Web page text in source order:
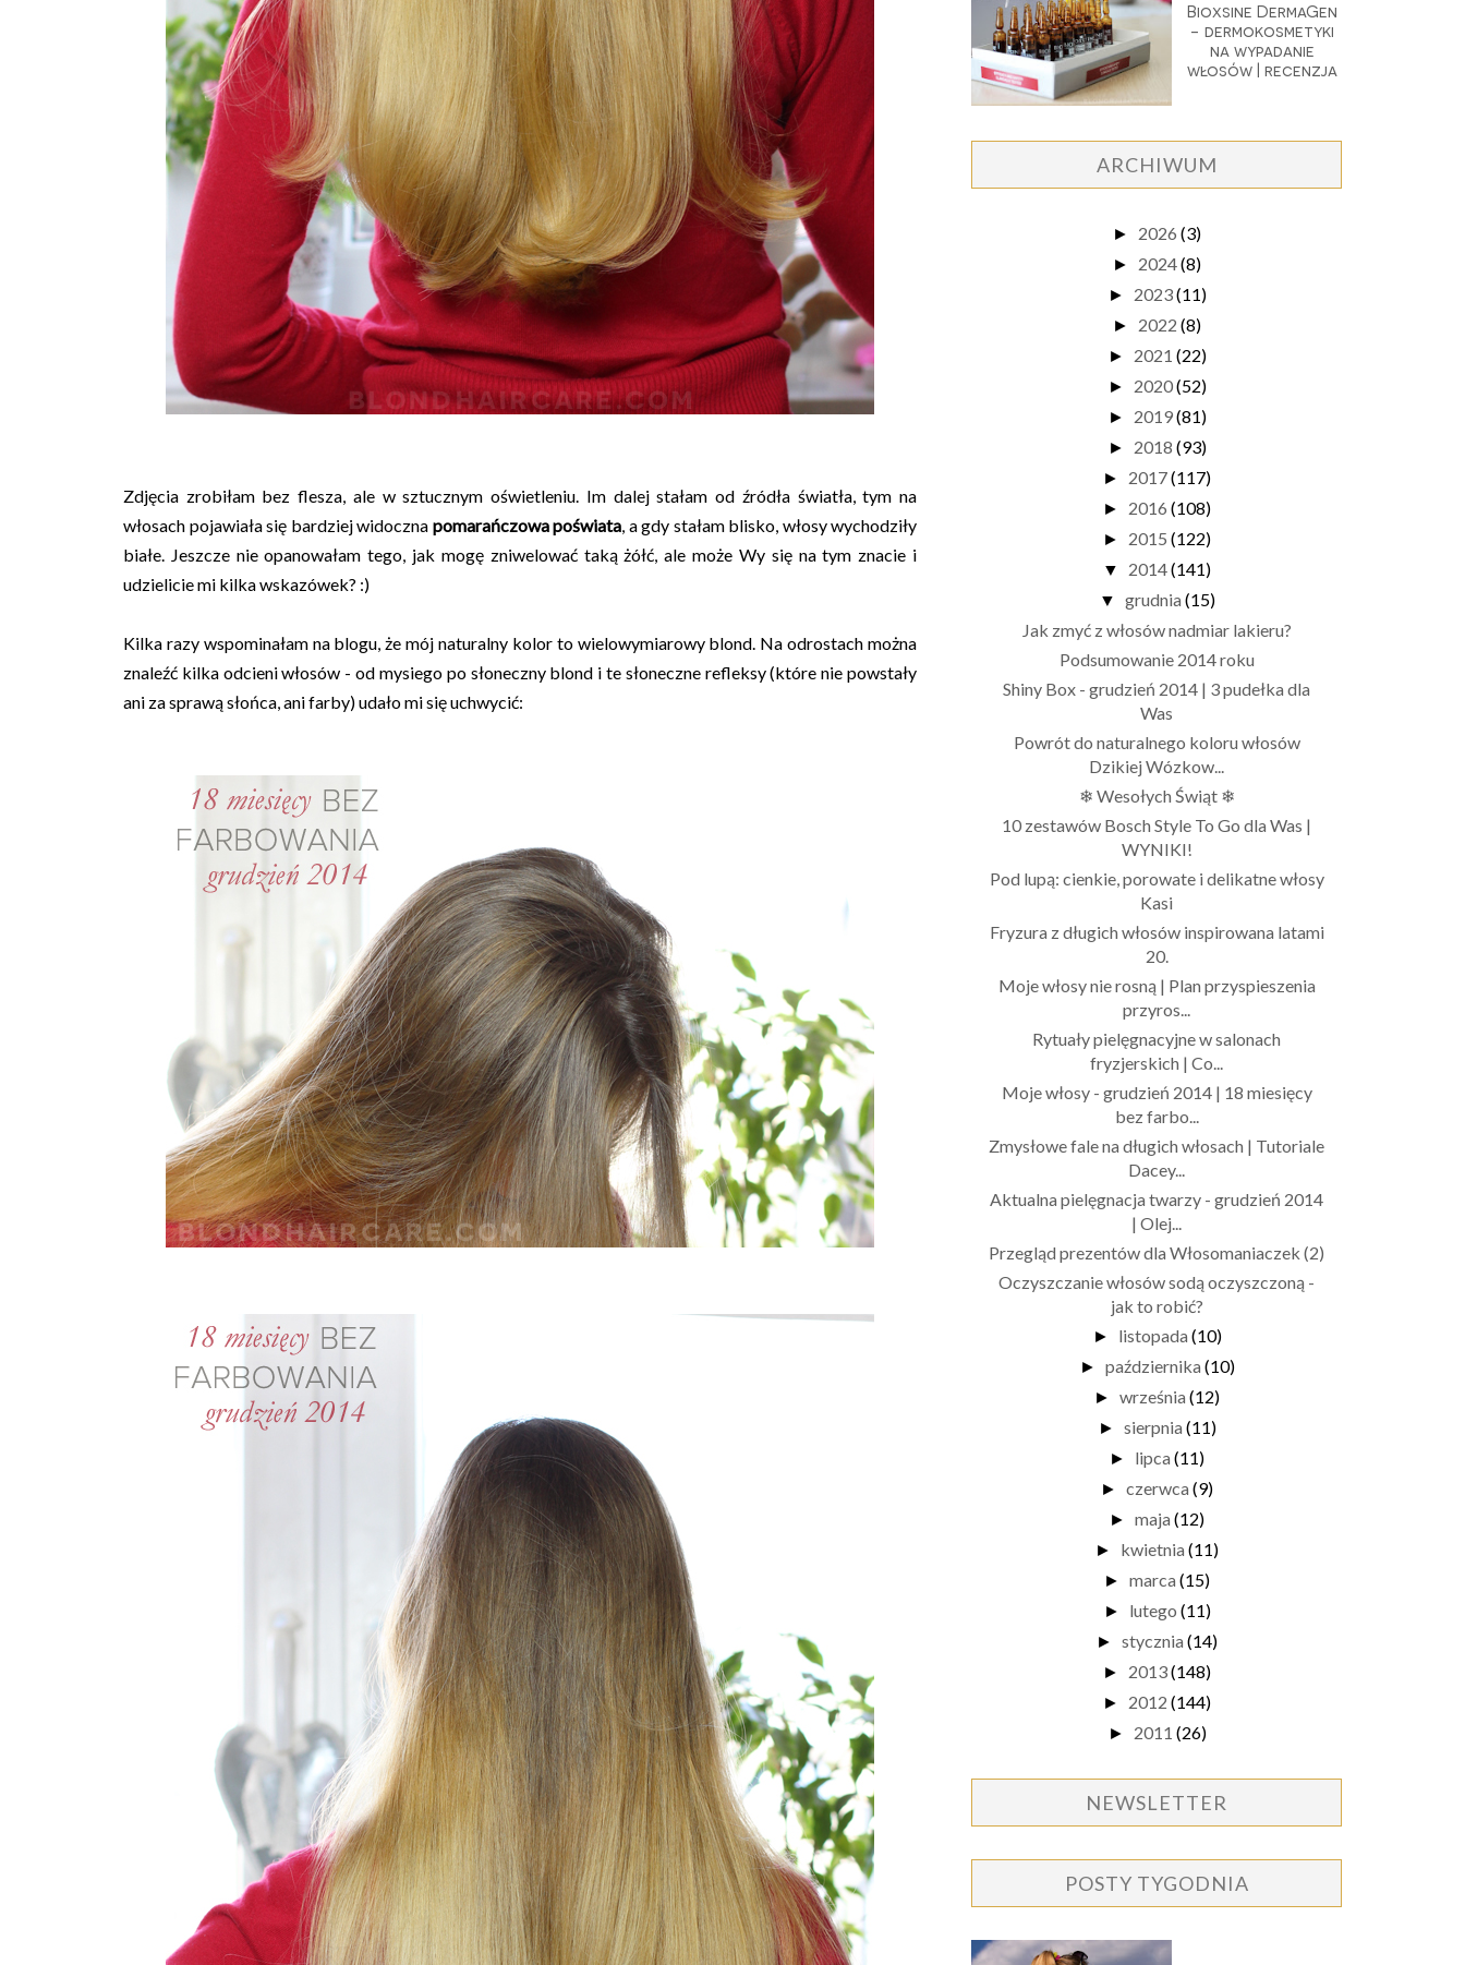
Zdjęcia zrobiłam bez flesza, ale w sztucznym oświetleniu. Im dalej stałam od źródła światła, tym na
włosach pojawiała się bardziej widoczna pomarańczowa poświata, a gdy stałam blisko, włosy wychodziły
białe. Jeszcze nie opanowałam tego, jak mogę zniwelować taką żółć, ale może Wy się na tym znacie i
udzielicie mi kilka wskazówek? :)
Kilka razy wspominałam na blogu, że mój naturalny kolor to wielowymiarowy blond. Na odrostach można
znaleźć kilka odcieni włosów - od mysiego po słoneczny blond i te słoneczne refleksy (które nie powstały
ani za sprawą słońca, ani farby) udało mi się uchwycić:
Bioxsine DermaGen
- dermokosmetyki
na wypadanie
włosów | recenzja
ARCHIWUM
► 2026 (3)
► 2024(8)
► 2023(11)
► 2022 (8)
► 2021 (22)
► 2020(52)
► 2019(81)
► 2018 (93)
► 2017(117)
► 2016 (108)
► 2015 (122)
▼ 2014(141)
▼ grudnia (15)
Jak zmyć z włosów nadmiar lakieru?
Podsumowanie 2014 roku
Shiny Box - grudzień 2014 | 3 pudełka dla
Was
Powrót do naturalnego koloru włosów
Dzikiej Wózkow...
❄ Wesołych Świąt ❄
10 zestawów Bosch Style To Go dla Was |
WYNIKI!
Pod lupą: cienkie, porowate i delikatne włosy
Kasi
Fryzura z długich włosów inspirowana latami
20.
Moje włosy nie rosną | Plan przyspieszenia
przyros...
Rytuały pielęgnacyjne w salonach
fryzjerskich | Co...
Moje włosy - grudzień 2014 | 18 miesięcy
bez farbo...
Zmysłowe fale na długich włosach | Tutoriale
Dacey...
Aktualna pielęgnacja twarzy - grudzień 2014
| Olej...
Przegląd prezentów dla Włosomaniaczek (2)
Oczyszczanie włosów sodą oczyszczoną -
jak to robić?
► listopada (10)
► października (10)
► września (12)
► sierpnia (11)
► lipca (11)
► czerwca (9)
► maja (12)
► kwietnia (11)
► marca (15)
► lutego (11)
► stycznia (14)
► 2013(148)
► 2012 (144)
► 2011 (26)
NEWSLETTER
POSTY TYGODNIA